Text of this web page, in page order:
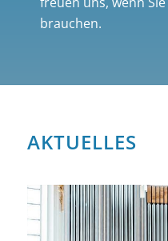
brauchen.
AKTUELLES